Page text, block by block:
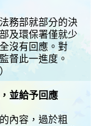
務部就部分的決
及環保署僅就少
沒有回應。對
督此一進度。
並給予回應
內容，過於粗